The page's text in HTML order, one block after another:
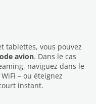
tablettes, vous pouvez
avion. Dans le cas
naviguez dans le
– ou éteignez
instant.